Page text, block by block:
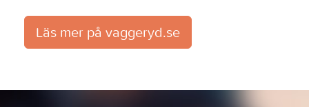
Läs mer på vaggeryd.se